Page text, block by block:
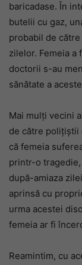
baricadase. În
butelii cu gaz,
probabil de
zilelor. Femeia a
doctorii s-au
sănătate a
Mai mulți vecini
de către polițiștii
că femeia
printr-o
după-amiaza
aprinsă cu
urma acestei
femeia ar fi
Reamintim, cu